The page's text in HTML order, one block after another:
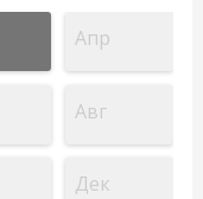
Апр
Авг
Дек